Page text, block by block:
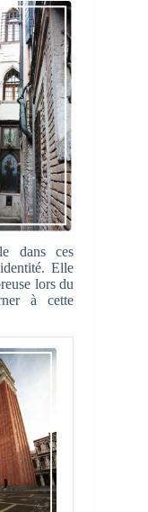
dans ces
Elle
lors du
à cette